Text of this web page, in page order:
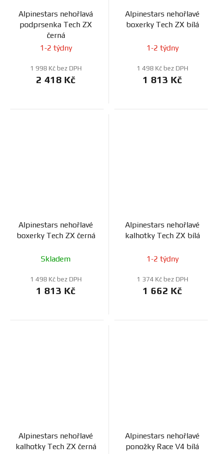
Alpinestars nehořlavá
podprsenka Tech ZX
černá
1-2 týdny
1 998 Kč bez DPH
2 418 Kč
Alpinestars nehořlavé
boxerky Tech ZX bílá
1-2 týdny
1 498 Kč bez DPH
1 813 Kč
Alpinestars nehořlavé
boxerky Tech ZX černá
Skladem
1 498 Kč bez DPH
1 813 Kč
Alpinestars nehořlavé
kalhotky Tech ZX bílá
1-2 týdny
1 374 Kč bez DPH
1 662 Kč
Alpinestars nehořlavé
kalhotky Tech ZX černá
Alpinestars nehořlavé
ponožky Race V4 bílá